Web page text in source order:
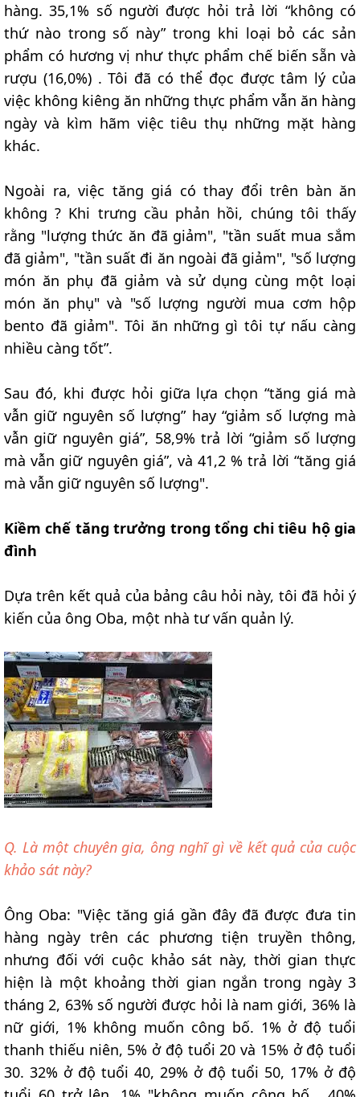
hàng. 35,1% số người được hỏi trả lời “không có
thứ nào trong số này” trong khi loại bỏ các sản
phẩm có hương vị như thực phẩm chế biến sẵn và
rượu (16,0%) . Tôi đã có thể đọc được tâm lý của
việc không kiêng ăn những thực phẩm vẫn ăn hàng
ngày và kìm hãm việc tiêu thụ những mặt hàng
khác.
Ngoài ra, việc tăng giá có thay đổi trên bàn ăn
không ? Khi trưng cầu phản hồi, chúng tôi thấy
rằng "lượng thức ăn đã giảm", "tần suất mua sắm
đã giảm", "tần suất đi ăn ngoài đã giảm", "số lượng
món ăn phụ đã giảm và sử dụng cùng một loại
món ăn phụ" và "số lượng người mua cơm hộp
bento đã giảm". Tôi ăn những gì tôi tự nấu càng
nhiều càng tốt”.
Sau đó, khi được hỏi giữa lựa chọn “tăng giá mà
vẫn giữ nguyên số lượng” hay “giảm số lượng mà
vẫn giữ nguyên giá”, 58,9% trả lời “giảm số lượng
mà vẫn giữ nguyên giá”, và 41,2 % trả lời “tăng giá
mà vẫn giữ nguyên số lượng".
Kiềm chế tăng trưởng trong tổng chi tiêu hộ gia
đình
Dựa trên kết quả của bảng câu hỏi này, tôi đã hỏi ý
kiến của ông Oba, một nhà tư vấn quản lý.
Q. Là một chuyên gia, ông nghĩ gì về kết quả của cuộc
khảo sát này?
Ông Oba: "Việc tăng giá gần đây đã được đưa tin
hàng ngày trên các phương tiện truyền thông,
nhưng đối với cuộc khảo sát này, thời gian thực
hiện là một khoảng thời gian ngắn trong ngày 3
tháng 2, 63% số người được hỏi là nam giới, 36% là
nữ giới, 1% không muốn công bố. 1% ở độ tuổi
thanh thiếu niên, 5% ở độ tuổi 20 và 15% ở độ tuổi
30. 32% ở độ tuổi 40, 29% ở độ tuổi 50, 17% ở độ